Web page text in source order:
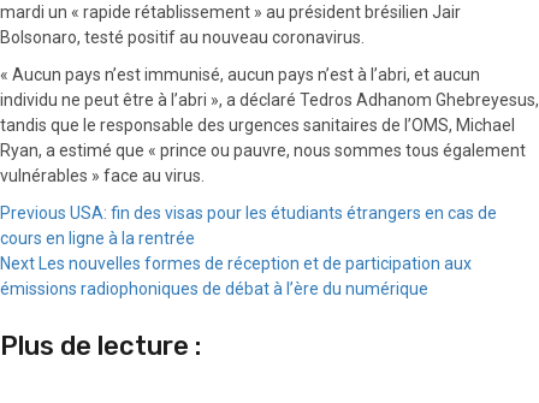
mardi un « rapide rétablissement » au président brésilien Jair
Bolsonaro, testé positif au nouveau coronavirus.
« Aucun pays n’est immunisé, aucun pays n’est à l’abri, et aucun
individu ne peut être à l’abri », a déclaré Tedros Adhanom Ghebreyesus,
tandis que le responsable des urgences sanitaires de l’OMS, Michael
Ryan, a estimé que « prince ou pauvre, nous sommes tous également
vulnérables » face au virus.
Continue
Reading
Previous USA: fin des visas pour les étudiants étrangers en cas de
cours en ligne à la rentrée
Next Les nouvelles formes de réception et de participation aux
émissions radiophoniques de débat à l’ère du numérique
Plus de lecture :